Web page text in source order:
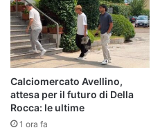
Calciomercato Avellino,
attesa per il futuro di Della
Rocca: le ultime
1 ora fa